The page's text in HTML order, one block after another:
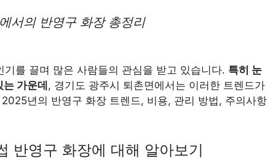
서의 반영구 화장 총정리
를 끌며 많은 사람들의 관심을 받고 있습니다. 특히 눈
는 가운데, 경기도 광주시 퇴촌면에서는 이러한 트렌드가
년의 반영구 화장 트렌드, 비용, 관리 방법, 주의사항
반영구 화장에 대해 알아보기